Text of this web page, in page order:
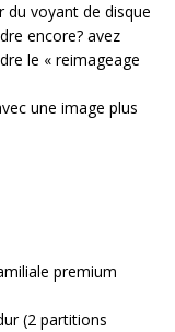
du voyant de disque
encore? avez
le « reimageage
une image plus
premium
(2 partitions